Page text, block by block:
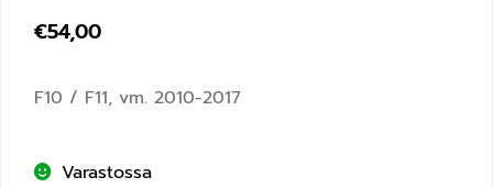
€54,00
F10 / F11, vm. 2010-2017
Varastossa